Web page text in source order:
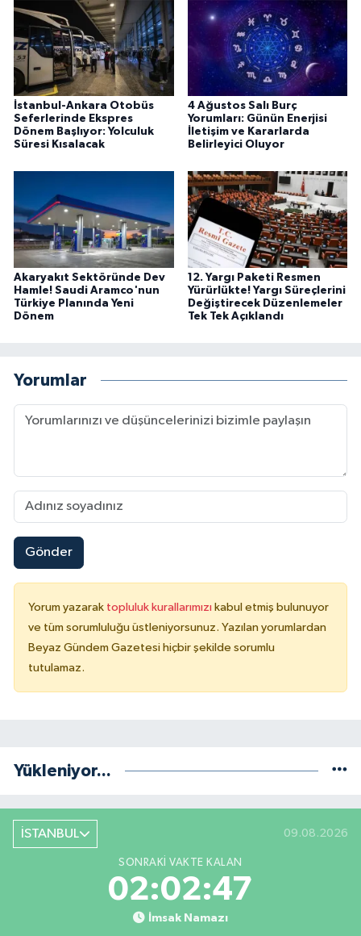
İstanbul-Ankara Otobüs
Seferlerinde Ekspres
Dönem Başlıyor: Yolculuk
Süresi Kısalacak
4 Ağustos Salı Burç
Yorumları: Günün Enerjisi
İletişim ve Kararlarda
Belirleyici Oluyor
Akaryakıt Sektöründe Dev
Hamle! Saudi Aramco'nun
Türkiye Planında Yeni
Dönem
12. Yargı Paketi Resmen
Yürürlükte! Yargı Süreçlerini
Değiştirecek Düzenlemeler
Tek Tek Açıklandı
Yorumlar
Gönder
Yorum yazarak topluluk kurallarımızı kabul etmiş bulunuyor
ve tüm sorumluluğu üstleniyorsunuz. Yazılan yorumlardan
Beyaz Gündem Gazetesi hiçbir şekilde sorumlu
tutulamaz.
Yükleniyor...
İSTANBUL 09.08.2026
SONRAKI VAKTE KALAN
02:02:46
İmsak Namazı